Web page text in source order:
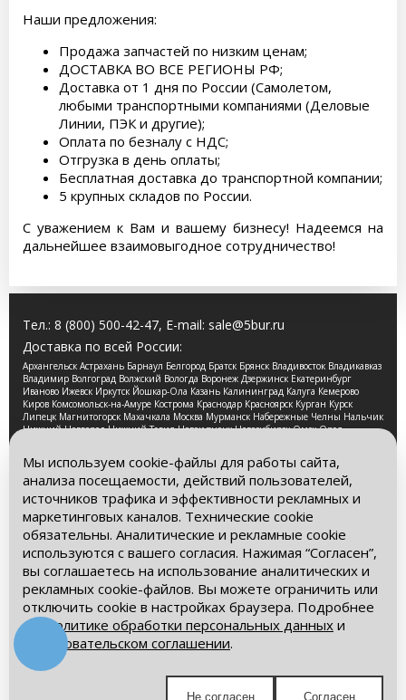
Наши предложения:
Продажа запчастей по низким ценам;
ДОСТАВКА ВО ВСЕ РЕГИОНЫ РФ;
Доставка от 1 дня по России (Самолетом,
любыми транспортными компаниями (Деловые
Линии, ПЭК и другие);
Оплата по безналу с НДС;
Отгрузка в день оплаты;
Бесплатная доставка до транспортной компании;
5 крупных складов по России.
С уважением к Вам и вашему бизнесу! Надеемся на
дальнейшее взаимовыгодное сотрудничество!
Тел.: 8 (800) 500-42-47, E-mail: sale@5bur.ru
Доставка по всей России:
Архангельск Астрахань Барнаул Белгород Братск Брянск Владивосток Владикавказ
Владимир Волгоград Волжский Вологда Воронеж Дзержинск Екатеринбург
Иваново Ижевск Иркутск Йошкар-Ола Казань Калининград Калуга Кемерово
Киров Комсомольск-на-Амуре Кострома Краснодар Красноярск Курган Курск
Липецк Магнитогорск Махачкала Москва Мурманск Набережные Челны Нальчик
Нижний Новгород Нижний Тагил Новокузнецк Новосибирск Омск Орел
Санкт-Петербург Саранск Саратов Смоленск Сочи Ставрополь Стерлитамак
Сургут Таганрог Тамбов Тверь Томск Тула Тюмень Улан-Удэ Ульяновск Уфа
Хабаровск Чебоксары Челябинск Череповец Чита Ярославль
2026 © Компания «Буровые Машины». Все права
защищены. Обращаем Ваше внимание на то, что данный
интернет-сайт носит исключительно информационный
характер и ни при каких условиях информационные
материалы и цены, размещенные на сайте, не является
публичной офертой, определяемой положениями Статьи
437 Гражданского кодекса РФ.
Политика обработки персональных данных
Пользовательское соглашение
Мы в социальных сетях:
Мы используем cookie-файлы для работы сайта,
анализа посещаемости, действий пользователей,
источников трафика и эффективности рекламных и
маркетинговых каналов. Технические cookie
обязательны. Аналитические и рекламные cookie
используются с вашего согласия. Нажимая “Согласен”,
вы соглашаетесь на использование аналитических и
рекламных cookie-файлов. Вы можете ограничить или
отключить cookie в настройках браузера. Подробнее
– в
Политике обработки персональных данных и
Пользовательском соглашении.
Согласен
Не согласен